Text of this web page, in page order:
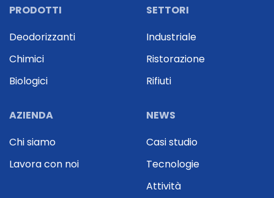
PRODOTTI
Deodorizzanti
Chimici
Biologici
SETTORI
Industriale
Ristorazione
Rifiuti
AZIENDA
Chi siamo
Lavora con noi
NEWS
Casi studio
Tecnologie
Attività